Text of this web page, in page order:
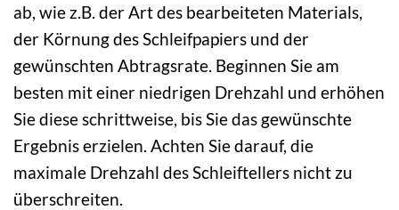
ab, wie z.B. der Art des bearbeiteten Materials,
der Körnung des Schleifpapiers und der
gewünschten Abtragsrate. Beginnen Sie am
besten mit einer niedrigen Drehzahl und erhöhen
Sie diese schrittweise, bis Sie das gewünschte
Ergebnis erzielen. Achten Sie darauf, die
maximale Drehzahl des Schleiftellers nicht zu
überschreiten.